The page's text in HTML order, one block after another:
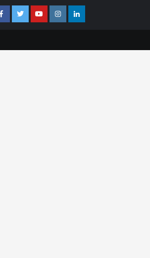
FacebookTwitterYoutubeInstagramLinkedin